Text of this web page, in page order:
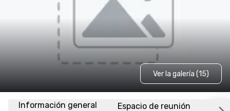
Ver la galería (15)
Información general Espacio de reunión